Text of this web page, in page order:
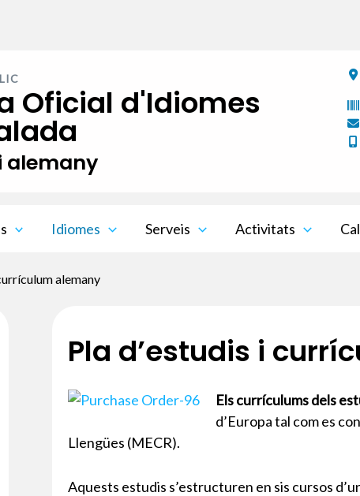
Oficial d'Idiomes
alemany
Idiomes Serveis Activitats
alemany
Pla d’estudis i
Els currículums dels
d’Europa tal com es
Llengües (MECR).
Aquests estudis s’estructuren en sis cursos